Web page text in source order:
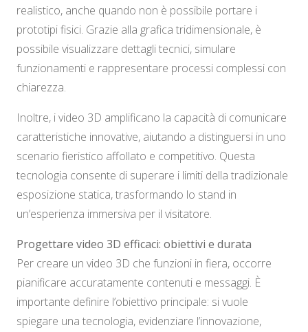
realistico, anche quando non è possibile portare i
prototipi fisici. Grazie alla grafica tridimensionale, è
possibile visualizzare dettagli tecnici, simulare
funzionamenti e rappresentare processi complessi con
chiarezza.
Inoltre, i video 3D amplificano la capacità di comunicare
caratteristiche innovative, aiutando a distinguersi in uno
scenario fieristico affollato e competitivo. Questa
tecnologia consente di superare i limiti della tradizionale
esposizione statica, trasformando lo stand in
un’esperienza immersiva per il visitatore.
Progettare video 3D efficaci: obiettivi e durata
Per creare un video 3D che funzioni in fiera, occorre
pianificare accuratamente contenuti e messaggi. È
importante definire l’obiettivo principale: si vuole
spiegare una tecnologia, evidenziare l’innovazione,